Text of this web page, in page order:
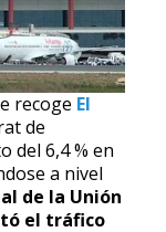
recoge El
de
del 6,4 % en
a nivel
de la Unión
el tráfico